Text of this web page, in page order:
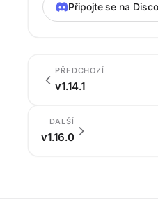
Připojte se na
PŘEDCHOZÍ
v1.14.1
DALŠÍ
v1.16.0